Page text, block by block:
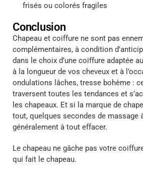
frisés ou colorés fragiles
Conclusion
Chapeau et coiffure ne sont pas
complémentaires, à condition
dans le choix d’une coiffure adaptée
à la longueur de vos cheveux et à
ondulations lâches, tresse bohème :
traversent toutes les tendances et
les chapeaux. Et si la marque de
tout, quelques secondes de massage
généralement à tout effacer.
Le chapeau ne gâche pas votre
qui fait le chapeau.